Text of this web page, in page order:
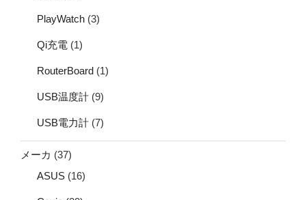
PlayWatch (3)
Qi充電 (1)
RouterBoard (1)
USB温度計 (9)
USB電力計 (7)
メーカ (37)
ASUS (16)